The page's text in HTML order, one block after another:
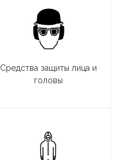
Средства защиты лица и
головы